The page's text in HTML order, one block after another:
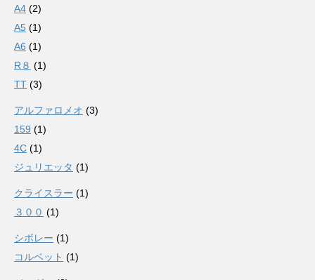
A4 (2)
A5 (1)
A6 (1)
R８ (1)
TT (3)
アルファロメオ (3)
159 (1)
4C (1)
ジュリエッタ (1)
クライスラー (1)
３００ (1)
シボレー (1)
コルベット (1)